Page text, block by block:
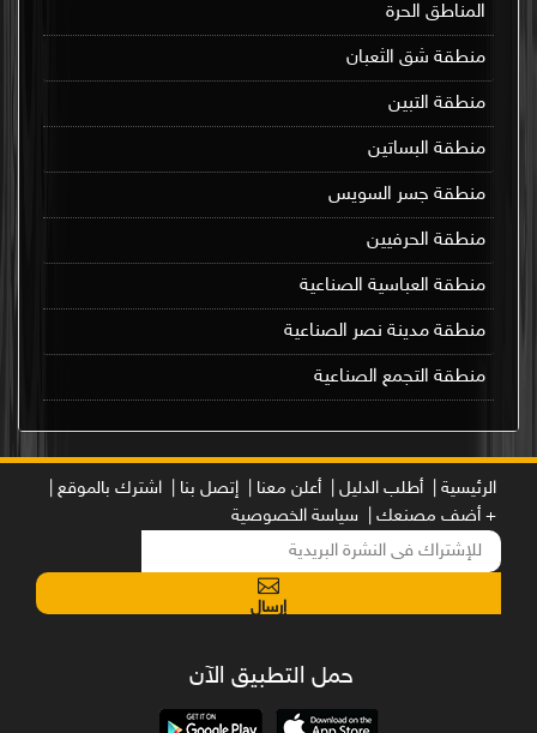
المناطق الحرة
منطقة شق الثعبان
منطقة التبين
منطقة البساتين
منطقة جسر السويس
منطقة الحرفيين
منطقة العباسية الصناعية
منطقة مدينة نصر الصناعية
منطقة التجمع الصناعية
الرئيسية | أطلب الدليل | أعلن معنا | إتصل بنا |
اشترك بالموقع |
+ أضف مصنعك |
سياسة الخصوصية
إرسال
حمل التطبيق الآن